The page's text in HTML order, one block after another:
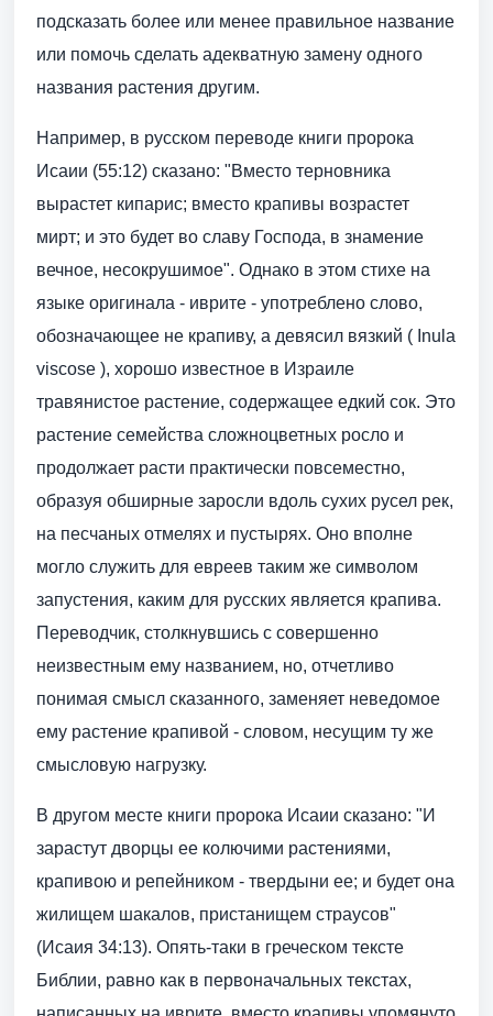
подсказать более или менее правильное название
или помочь сделать адекватную замену одного
названия растения другим.
Например, в русском переводе книги пророка
Исаии (55:12) сказано: "Вместо терновника
вырастет кипарис; вместо крапивы возрастет
мирт; и это будет во славу Господа, в знамение
вечное, несокрушимое". Однако в этом стихе на
языке оригинала - иврите - употреблено слово,
обозначающее не крапиву, а девясил вязкий ( Inula
viscose ), хорошо известное в Израиле
травянистое растение, содержащее едкий сок. Это
растение семейства сложноцветных росло и
продолжает расти практически повсеместно,
образуя обширные заросли вдоль сухих русел рек,
на песчаных отмелях и пустырях. Оно вполне
могло служить для евреев таким же символом
запустения, каким для русских является крапива.
Переводчик, столкнувшись с совершенно
неизвестным ему названием, но, отчетливо
понимая смысл сказанного, заменяет неведомое
ему растение крапивой - словом, несущим ту же
смысловую нагрузку.
В другом месте книги пророка Исаии сказано: "И
зарастут дворцы ее колючими растениями,
крапивою и репейником - твердыни ее; и будет она
жилищем шакалов, пристанищем страусов"
(Исаия 34:13). Опять-таки в греческом тексте
Библии, равно как в первоначальных текстах,